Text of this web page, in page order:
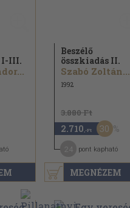
I-III.
MEGNÉZEM
Beszélő
összkiadás II.
Szabó Zoltán...
1992
3.880 Ft
2.710 ,-Ft 30
pont kapható